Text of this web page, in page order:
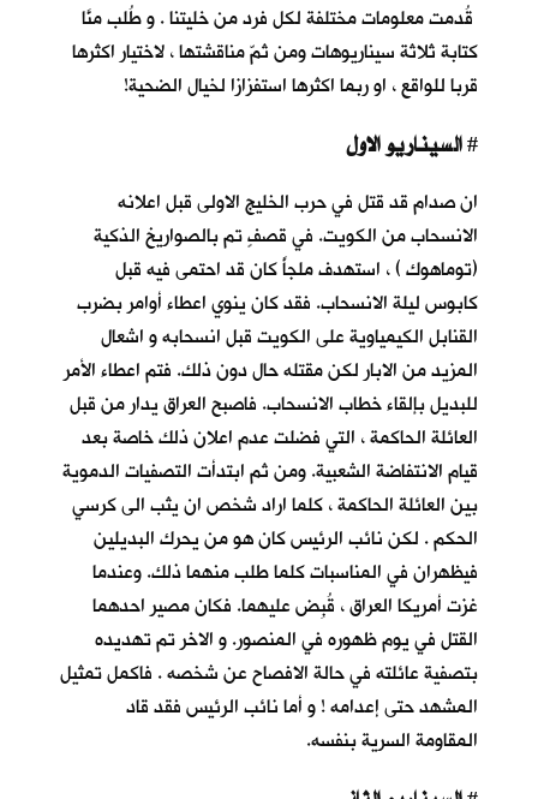
قُدمت معلومات مختلفة لكل فرد من خليتنا . و طُلب منَّا
كتابة ثلاثة سيناريوهات ومن ثمّ مناقشتها ، لاختيار اكثرها
قربا للواقع ، او ربما اكثرها استفزازا لخيال الضحية!
#
ان صدام قد قتل في حرب الخليج الاولى قبل اعلانه
الانسحاب من الكويت. في قصفٍ تم بالصواريخ الذكية
(توماهوك ) ، استهدف ملجأً كان قد احتمى فيه قبل
كابوس ليلة الانسحاب. فقد كان ينوي اعطاء أوامر بضرب
القنابل الكيمياوية على الكويت قبل انسحابه و اشعال
المزيد من الابار لكن مقتله حال دون ذلك. فتم اعطاء الأمر
للبديل بإلقاء خطاب الانسحاب. فاصبح العراق يدار من قبل
العائلة الحاكمة ، التي فضلت عدم اعلان ذلك خاصة بعد
قيام الانتفاضة الشعبية. ومن ثم ابتدأت التصفيات الدموية
بين العائلة الحاكمة ، كلما اراد شخص ان يثب الى كرسي
الحكم . لكن نائب الرئيس كان هو من يحرك البديلين
فيظهران في المناسبات كلما طلب منهما ذلك. وعندما
غزت أمريكا العراق ، قُبِض عليهما. فكان مصير احدهما
القتل في يوم ظهوره في المنصور. و الاخر تم تهديده
بتصفية عائلته في حالة الافصاح عن شخصه . فاكمل تمثيل
المشهد حتى إعدامه ! و أما نائب الرئيس فقد قاد
المقاومة السرية بنفسه.